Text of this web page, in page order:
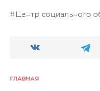
Центр социального
ГЛАВНАЯ